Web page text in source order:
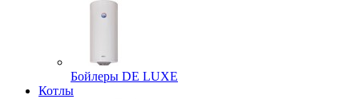
Бойлеры DE LUXE
Котлы